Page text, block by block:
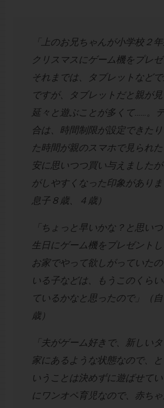
「上のお兄ちゃんが小学校２
クリスマスにゲーム機をプレゼ
それまでは、タブレットなど
ですが、タブレットだと親が
延々と遊ぶことが多くて……。
合は、時間制限が設定できた
た時間が親のスマホで見られ
安に思いつつ買い与えました
がしやすくなった印象があり
息子８歳、４歳）
「ちょっと早いかな？と思い
生日にゲーム機をプレゼント
お家でやって欲しがっていた
いる子などは、もうこのくら
ているかなと思ったので」（
歳）
「夫がゲーム好きで、新しい
家にあるような状態なので、
いうことは決めずに遊ばせて
にワンオペ育児なので、赤ち